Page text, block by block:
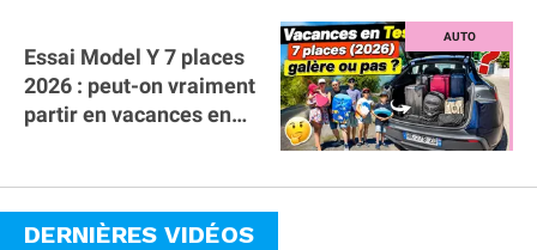
Essai Model Y 7 places
2026 : peut-on vraiment
partir en vacances en
DERNIÈRES VIDÉOS